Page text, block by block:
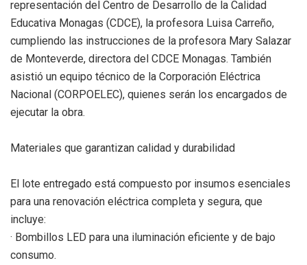
representación del Centro de Desarrollo de la Calidad
Educativa Monagas (CDCE), la profesora Luisa Carreño,
cumpliendo las instrucciones de la profesora Mary Salazar
de Monteverde, directora del CDCE Monagas. También
asistió un equipo técnico de la Corporación Eléctrica
Nacional (CORPOELEC), quienes serán los encargados de
ejecutar la obra.
Materiales que garantizan calidad y durabilidad
El lote entregado está compuesto por insumos esenciales
para una renovación eléctrica completa y segura, que
incluye:
· Bombillos LED para una iluminación eficiente y de bajo
consumo.